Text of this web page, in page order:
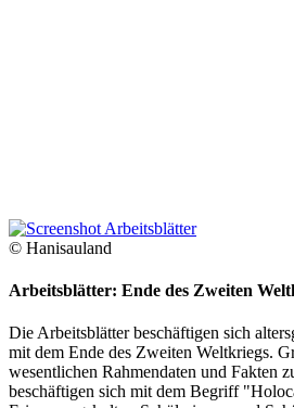
© Hanisauland
Arbeitsblätter: Ende des Zweiten
Die Arbeitsblätter beschäftigen sich
mit dem Ende des Zweiten Weltkriegs.
wesentlichen Rahmendaten und Fakten
beschäftigen sich mit dem Begriff